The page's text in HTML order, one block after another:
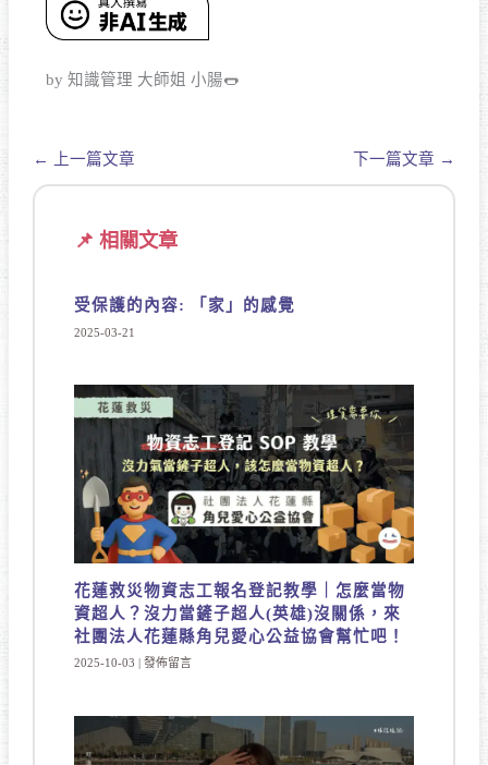
by 知識管理 大師姐 小腸🌭
← 上一篇文章 下一篇文章 →
📌 相關文章
受保護的內容: 「家」的感覺
2025-03-21
花蓮救災物資志工報名登記教學｜怎麼當物
資超人？沒力當鏟子超人(英雄)沒關係，來
社團法人花蓮縣角兒愛心公益協會幫忙吧！
2025-10-03 | 發佈留言